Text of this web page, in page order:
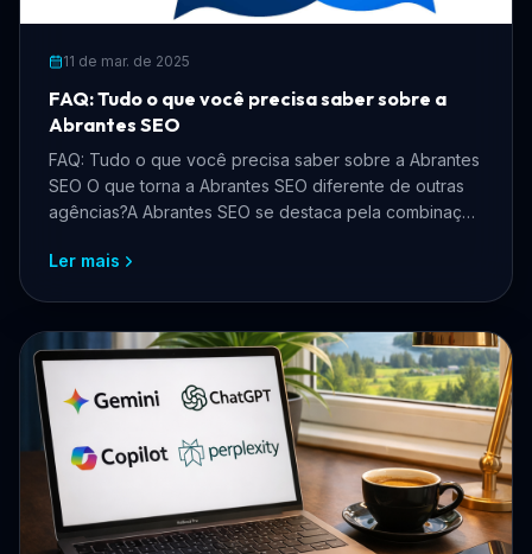
11 de mar. de 2025
FAQ: Tudo o que você precisa saber sobre a
Abrantes SEO
FAQ: Tudo o que você precisa saber sobre a Abrantes
SEO O que torna a Abrantes SEO diferente de outras
agências?A Abrantes SEO se destaca pela combinação
Ler mais